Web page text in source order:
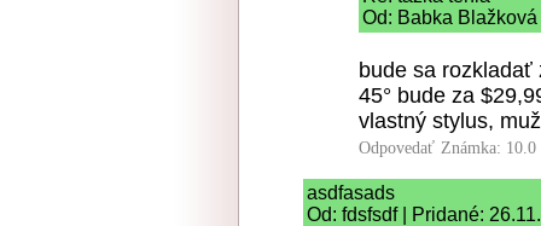
Od: Babka
bude sa rozkladať
45° bude za
vlastný stylus,
Odpovedať Známka: 10.0
asdfasads
Od: fdsfsdf | Pridané: